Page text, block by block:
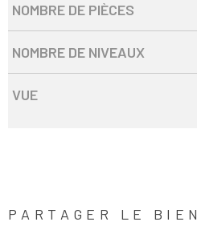
NOMBRE DE PIÈCES
NOMBRE DE NIVEAUX
VUE
PARTAGER LE BIEN